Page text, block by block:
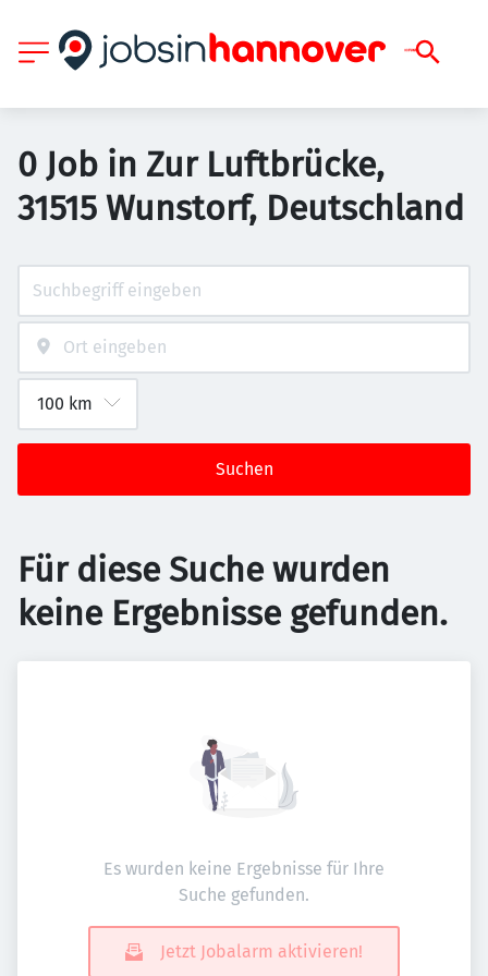
0 Job in Zur Luftbrücke,
31515 Wunstorf, Deutschland
Suchen
Für diese Suche wurden
keine Ergebnisse gefunden.
Es wurden keine Ergebnisse für Ihre
Suche gefunden.
Jetzt Jobalarm aktivieren!